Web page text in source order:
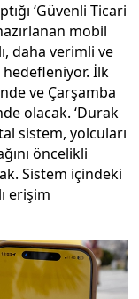
‘Güvenli Ticari
mobil
daha verimli ve
İlk
ve Çarşamba
olacak. ‘Durak
sistem, yolcuları
öncelikli
Sistem içindeki
erişim